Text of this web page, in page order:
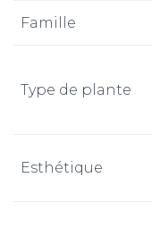
Famille
Type de plante
Esthétique